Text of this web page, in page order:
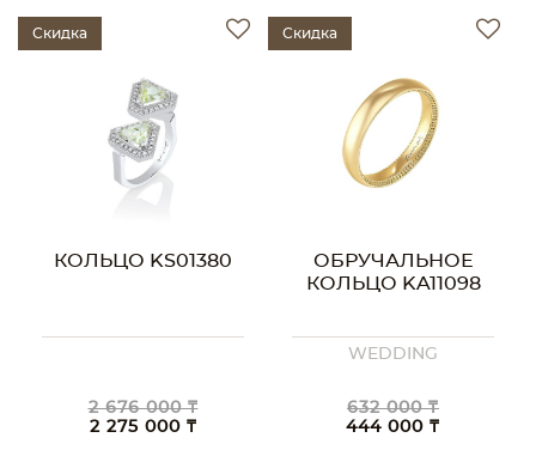
Скидка
КОЛЬЦО KS01380
2 676 000 ₸
2 275 000 ₸
Скидка
ОБРУЧАЛЬНОЕ
КОЛЬЦО KA11098
WEDDING
632 000 ₸
444 000 ₸